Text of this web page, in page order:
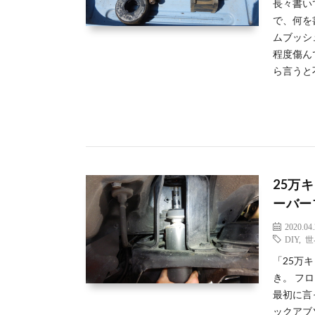
長々書
で、何
ムブッ
程度傷
ら言う
25万
ーバ
DIY,
「25万
き。 フ
最初に
ックア